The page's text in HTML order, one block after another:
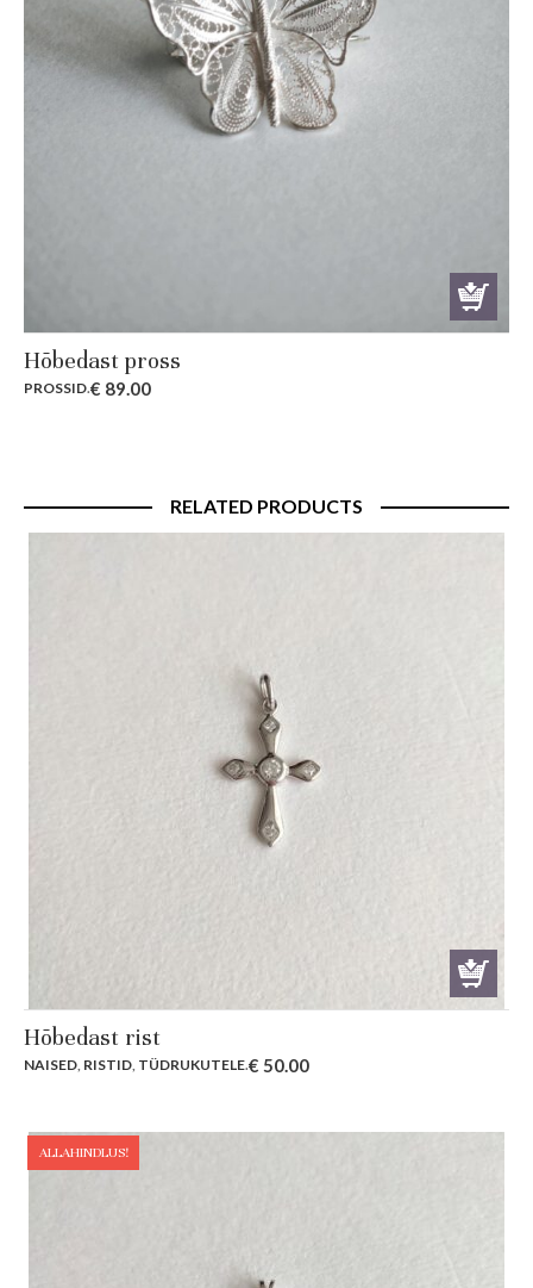
Hõbedast pross
PROSSID.€ 89.00
RELATED PRODUCTS
Hõbedast rist
NAISED RISTID TÜDRUKUTELE.€ 50.00
ALLAHINDLUS!